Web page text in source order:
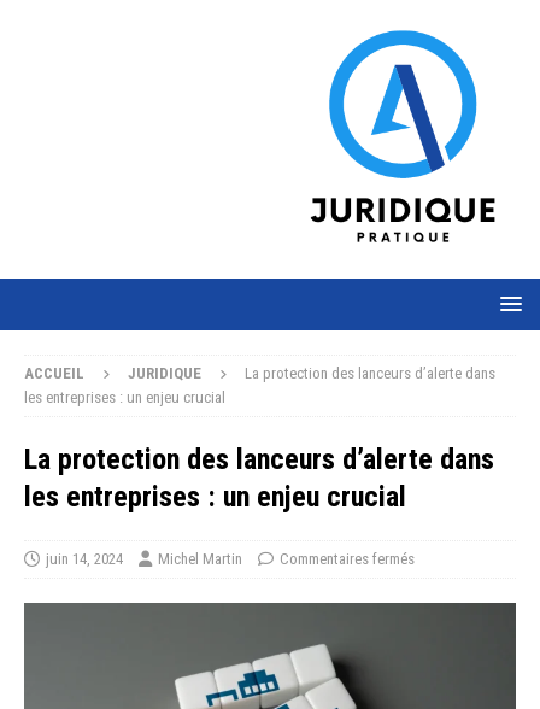
ACCUEIL JURIDIQUE
La protection des lanceurs d’alerte dans
les entreprises : un enjeu crucial
La protection des lanceurs d’alerte dans
les entreprises : un enjeu crucial
juin 14, 2024 Michel Martin Commentaires fermés